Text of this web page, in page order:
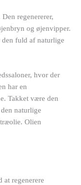
regenererer,
og øjenvipper.
fuld af naturlige
hvor der
har en
Takket være den
naturlige
Olien
regenerere